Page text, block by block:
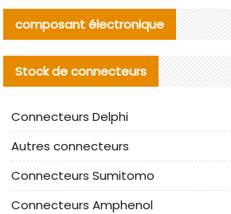
composant électronique
Stock de connecteurs
Connecteurs Delphi
Autres connecteurs
Connecteurs Sumitomo
Connecteurs Amphenol